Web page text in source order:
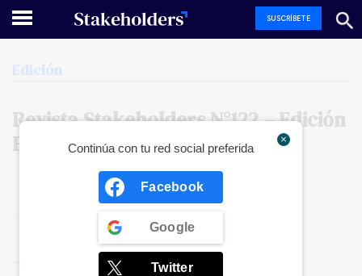
SUSCRÍBETE
Edición
RevistaStakeholdersN°122–Edición
EspecialBicentenario delPerú
EDICIONES ANTERIORES
Continúa con tu red social preferida
Facebook
Google
Twitter